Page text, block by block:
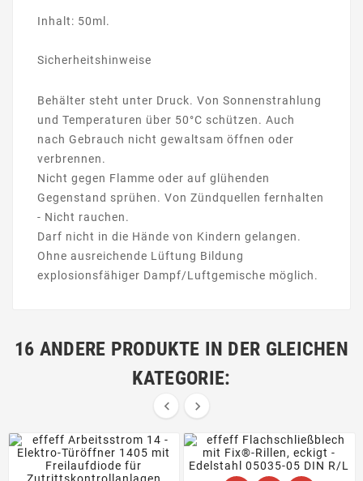
Inhalt: 50ml.
Sicherheitshinweise
Behälter steht unter Druck. Von Sonnenstrahlung
und Temperaturen über 50°C schützen. Auch
nach Gebrauch nicht gewaltsam öffnen oder
verbrennen.
Nicht gegen Flamme oder auf glühenden
Gegenstand sprühen. Von Zündquellen fernhalten
- Nicht rauchen.
Darf nicht in die Hände von Kindern gelangen.
Ohne ausreichende Lüftung Bildung
explosionsfähiger Dampf/Luftgemische möglich.
16 ANDERE PRODUKTE IN DER GLEICHEN
KATEGORIE:
 